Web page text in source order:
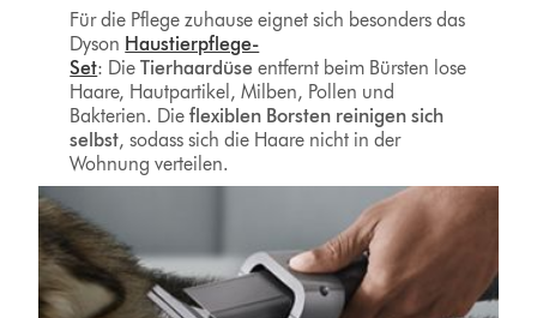
Für die Pflege zuhause eignet sich besonders das
Dyson Haustierpflege-
Set: DieTierhaardüse entfernt beim Bürsten lose
Haare, Hautpartikel, Milben, Pollen und
Bakterien. Dieflexiblen Borsten reinigen sich
selbst, sodass sich die Haare nicht in der
Wohnung verteilen.